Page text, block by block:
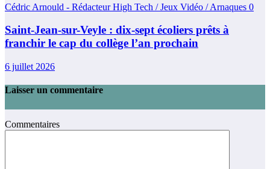
Cédric Arnould - Rédacteur High Tech / Jeux Vidéo / Arnaques 0
Saint-Jean-sur-Veyle : dix-sept écoliers prêts à
franchir le cap du collège l’an prochain
6 juillet 2026
Laisser un commentaire
Commentaires